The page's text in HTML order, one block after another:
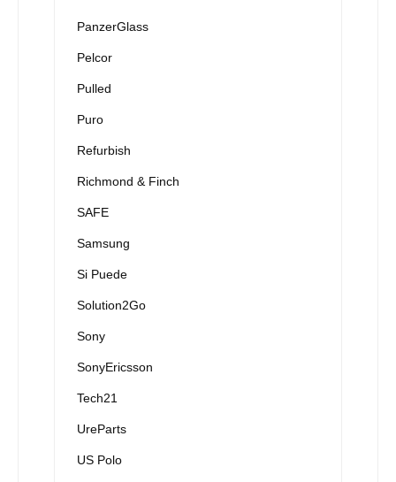
PanzerGlass
Pelcor
Pulled
Puro
Refurbish
Richmond & Finch
SAFE
Samsung
Si Puede
Solution2Go
Sony
SonyEricsson
Tech21
UreParts
US Polo